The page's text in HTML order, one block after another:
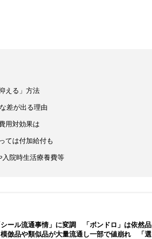
える」方法
差が出る理由
用対効果は
ては付加給付も
院時生活療養費等
ール流通事情」に変調 「ボンドロ」は依然品
倣品や類似品が大量流通し一部で値崩れ 「選